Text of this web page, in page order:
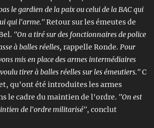
le gardien de la paix ou celui de la BAC qui
qui l'arme."Retour sur les émeutes de
"On a tiré sur des fonctionnaires de police
à balles réelles, rappelle Ronde. Pour
mis en place des armes intermédiaires
tirer à balles réelles sur les émeutiers."C
qu'ont été introduites les armes
le cadre du maintien de l'ordre. "On est
de l'ordre militarisé", conclut